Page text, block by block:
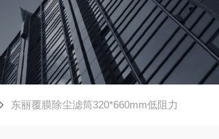
东丽覆膜除尘滤筒320*660mm低阻力